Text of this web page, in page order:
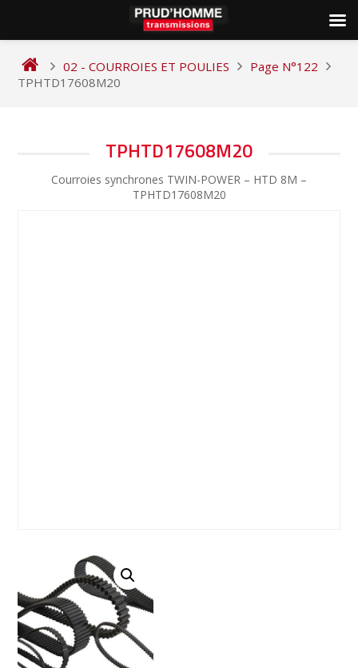
content
02 - COURROIES ET POULIES
Page N°122
TPHTD17608M20
TPHTD17608M20
Courroies synchrones TWIN-POWER – HTD 8M –
TPHTD17608M20
NAVIGATION